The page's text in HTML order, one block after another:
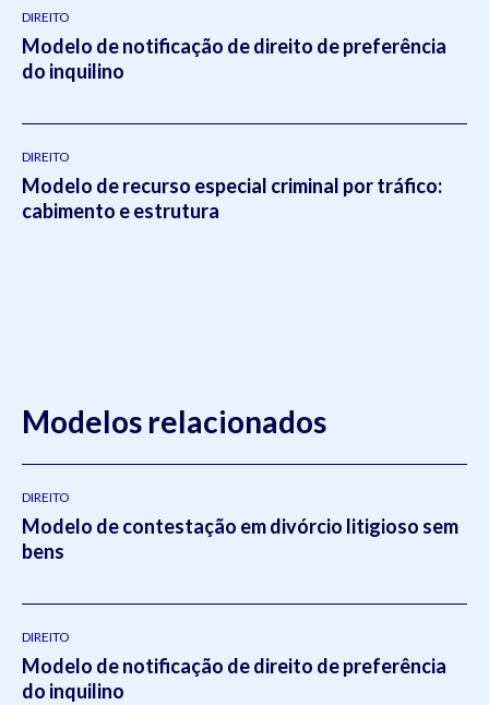
DIREITO
Modelo de notificação de direito de preferência
do inquilino
DIREITO
Modelo de recurso especial criminal por tráfico:
cabimento e estrutura
Modelos relacionados
DIREITO
Modelo de contestação em divórcio litigioso sem
bens
DIREITO
Modelo de notificação de direito de preferência
do inquilino